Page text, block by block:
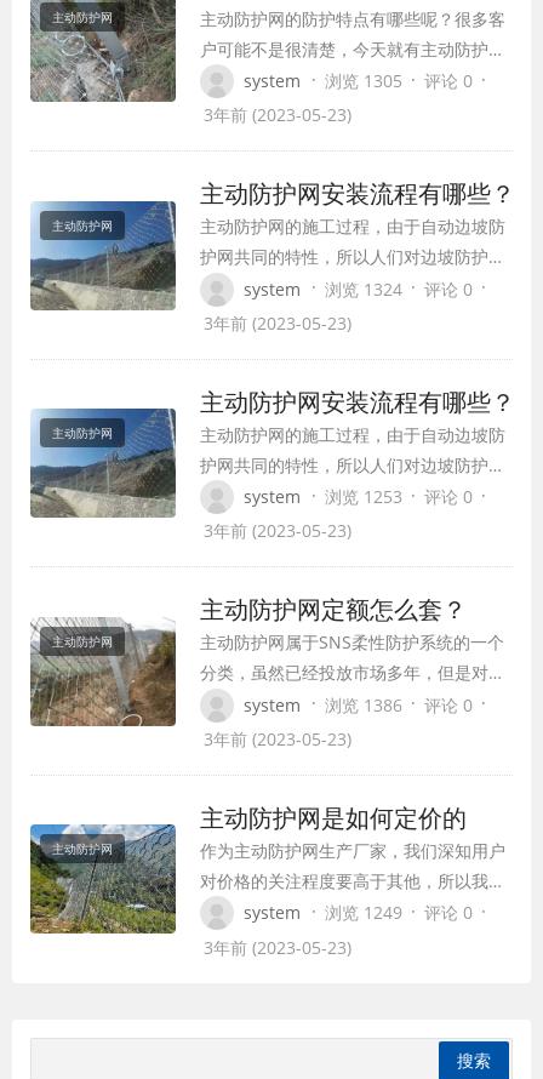
斜坡施工区域，并清理其上的所有浮土和
浮石。 2…
主动防护网
主动防护网的防护特点有哪些呢？很多客
户可能不是很清楚，今天就有主动防护网
公司的技术人员给大家介绍一下。 1、一
般防护网靠操作土基、横梁和立柱的变形
接收碰撞力的能力。 3、高度防腐技术可
以大大的降低防护工程对环境的破坏，它
的材料…
system · 浏览 1305 · 评论 0 ·
3年前 (2023-05-23)
主动防护网
主动防护网安装流程有哪些？
主动防护网的施工过程，由于自动边坡防
护网共同的特性，所以人们对边坡防护和
边坡管理时大多用到的是自动边坡防护
网，它也是人们在边坡防护和管理时的一
一下它的安装过程吧。 首要对边坡的坡形
停止分析，需求对坡面上的一些浮石停止
整理，假…
system · 浏览 1324 · 评论 0 ·
3年前 (2023-05-23)
主动防护网
主动防护网安装流程有哪些？
主动防护网的施工过程，由于自动边坡防
护网共同的特性，所以人们对边坡防护和
边坡管理时大多用到的是自动边坡防护
网，它也是人们在边坡防护和管理时的一
一下它的安装过程吧。 首要对边坡的坡形
停止分析，需求对坡面上的一些浮石停止
整理，假…
system · 浏览 1253 · 评论 0 ·
3年前 (2023-05-23)
主动防护网
主动防护网定额怎么套？
主动防护网属于SNS柔性防护系统的一个
分类，虽然已经投放市场多年，但是对首
次使用和接触的用户来说面对一堆数据和
图纸还是一头雾水，不知道主动防护网定
天对这些问题做一简单介绍，希望对大家
有所帮助。 第一我们先要了解产品，也就
是主动防…
system · 浏览 1386 · 评论 0 ·
3年前 (2023-05-23)
主动防护网
主动防护网是如何定价的
作为主动防护网生产厂家，我们深知用户
对价格的关注程度要高于其他，所以我们
围绕主动防护网单价会多做一些介绍，打
消用户在选择购买产品的时候各种疑虑。
方价格，我们在没有看图纸或者得到相关
配置之前只能给出一个参考价格，我们的
system · 浏览 1249 · 评论 0 ·
3年前 (2023-05-23)